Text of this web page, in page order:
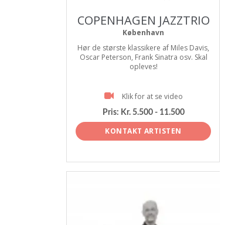
COPENHAGEN JAZZTRIO
København
Hør de største klassikere af Miles Davis,
Oscar Peterson, Frank Sinatra osv. Skal
opleves!
Klik for at se video
Pris: Kr. 5.500 - 11.500
KONTAKT ARTISTEN